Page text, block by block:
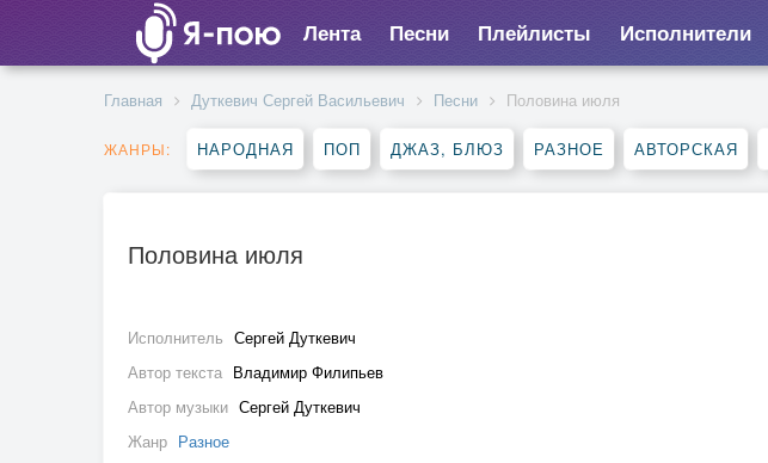
Лента Песни Плейлисты Исполнители
Главная Дуткевич Сергей Васильевич Песни Половина июля
ЖАНРЫ: НАРОДНАЯ ПОП ДЖАЗ, БЛЮЗ РАЗНОЕ АВТОРСКАЯ
Половина июля
Исполнитель Сергей Дуткевич
Автор текста Владимир Филипьев
Автор музыки Сергей Дуткевич
Жанр Разное